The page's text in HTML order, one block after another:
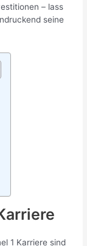
– lass
seine
1 Karriere sind